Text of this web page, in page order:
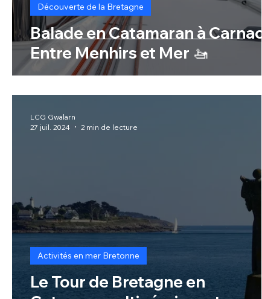
Balade en Catamaran à Carnac :
Entre Menhirs et Mer 🚤
Découverte de la Bretagne
Le Tour de Bretagne en
Activités en mer Bretonne
LCG Gwalarn
27 juil. 2024
2 min de lecture